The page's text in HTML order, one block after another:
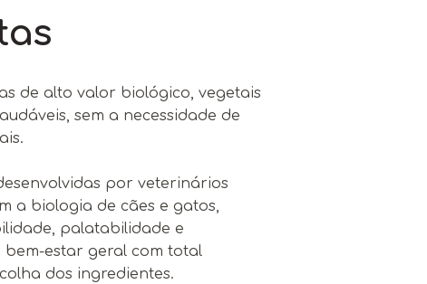
de alto valor biológico, vegetais
sem a necessidade de
por veterinários
a biologia de cães e gatos,
palatabilidade e
estar geral com total
dos ingredientes.